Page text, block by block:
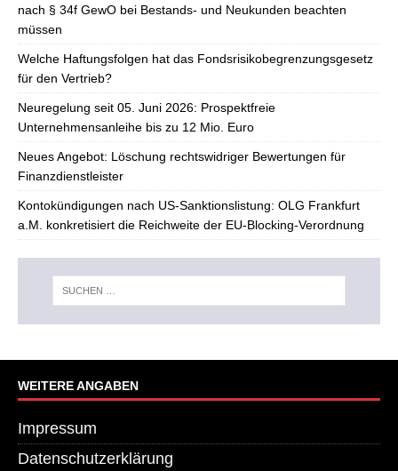
nach § 34f GewO bei Bestands- und Neukunden beachten
müssen
Welche Haftungsfolgen hat das Fondsrisikobegrenzungsgesetz
für den Vertrieb?
Neuregelung seit 05. Juni 2026: Prospektfreie
Unternehmensanleihe bis zu 12 Mio. Euro
Neues Angebot: Löschung rechtswidriger Bewertungen für
Finanzdienstleister
Kontokündigungen nach US-Sanktionslistung: OLG Frankfurt
a.M. konkretisiert die Reichweite der EU-Blocking-Verordnung
WEITERE ANGABEN
Impressum
Datenschutzerklärung